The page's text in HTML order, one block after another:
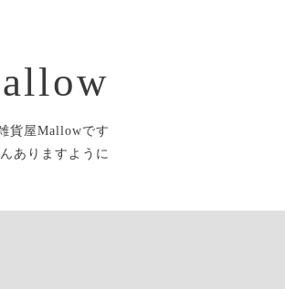
貨屋Mallowです
ありますように